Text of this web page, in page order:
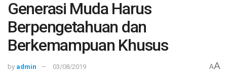
Generasi Muda Harus
Berpengetahuan dan
Berkemampuan Khusus
by admin 03/08/2019 AA